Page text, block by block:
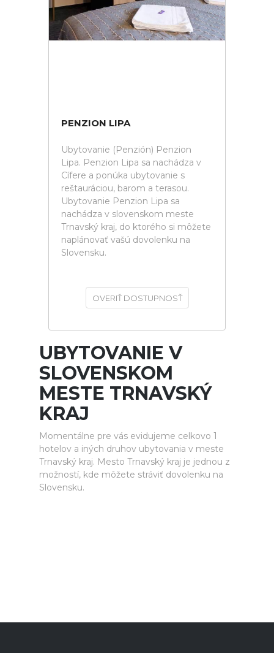
PENZION LIPA
Ubytovanie (Penzión) Penzion
Lipa. Penzion Lipa sa nachádza v
Cífere a ponúka ubytovanie s
reštauráciou, barom a terasou.
Ubytovanie Penzion Lipa sa
nachádza v slovenskom meste
Trnavský kraj, do ktorého si môžete
naplánovať vašú dovolenku na
Slovensku.
OVERIŤ DOSTUPNOSŤ
UBYTOVANIE V
SLOVENSKOM
MESTE TRNAVSKÝ
KRAJ
Momentálne pre vás evidujeme celkovo 1
hotelov a iných druhov ubytovania v meste
Trnavský kraj. Mesto Trnavský kraj je jednou z
možností, kde môžete stráviť dovolenku na
Slovensku.